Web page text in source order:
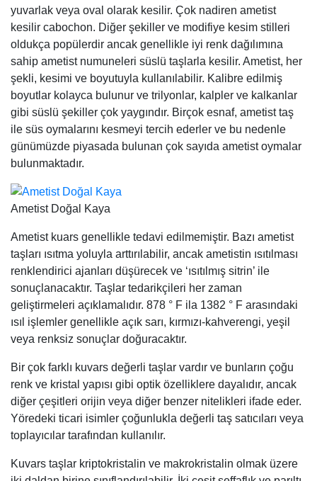
yuvarlak veya oval olarak kesilir. Çok nadiren ametist
kesilir cabochon. Diğer şekiller ve modifiye kesim stilleri
oldukça popülerdir ancak genellikle iyi renk dağılımına
sahip ametist numuneleri süslü taşlarla kesilir. Ametist, her
şekli, kesimi ve boyutuyla kullanılabilir. Kalibre edilmiş
boyutlar kolayca bulunur ve trilyonlar, kalpler ve kalkanlar
gibi süslü şekiller çok yaygındır. Birçok esnaf, ametist taş
ile süs oymalarını kesmeyi tercih ederler ve bu nedenle
günümüzde piyasada bulunan çok sayıda ametist oymalar
bulunmaktadır.
Ametist Doğal Kaya
Ametist kuars genellikle tedavi edilmemiştir. Bazı ametist
taşları ısıtma yoluyla arttırılabilir, ancak ametistin ısıtılması
renklendirici ajanları düşürecek ve ‘ısıtılmış sitrin’ ile
sonuçlanacaktır. Taşlar tedarikçileri her zaman
geliştirmeleri açıklamalıdır. 878 ° F ila 1382 ° F arasındaki
ısıl işlemler genellikle açık sarı, kırmızı-kahverengi, yeşil
veya renksiz sonuçlar doğuracaktır.
Bir çok farklı kuvars değerli taşlar vardır ve bunların çoğu
renk ve kristal yapısı gibi optik özelliklere dayalıdır, ancak
diğer çeşitleri orijin veya diğer benzer nitelikleri ifade eder.
Yöredeki ticari isimler çoğunlukla değerli taş satıcıları veya
toplayıcılar tarafından kullanılır.
Kuvars taşlar kriptokristalin ve makrokristalin olmak üzere